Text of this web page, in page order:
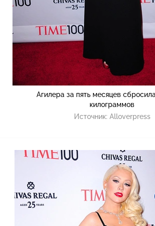
Агилера за пять месяцев
килограммов
Источник: Alloverpress